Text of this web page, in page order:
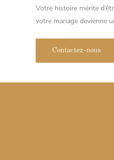
Votre histoire mérite
votre mariage devienne
Contactez-nous